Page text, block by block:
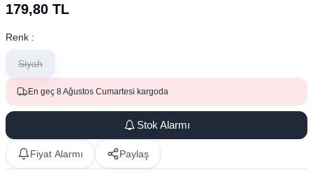
179,80 TL
Renk :
Siyah
En geç 8 Ağustos Cumartesi kargoda
Stok Alarmı
Fiyat Alarmı Paylaş